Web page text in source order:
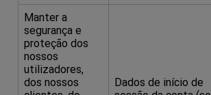
Manter a
segurança e
proteção dos
nossos
utilizadores,
dos nossos
Dados de início de